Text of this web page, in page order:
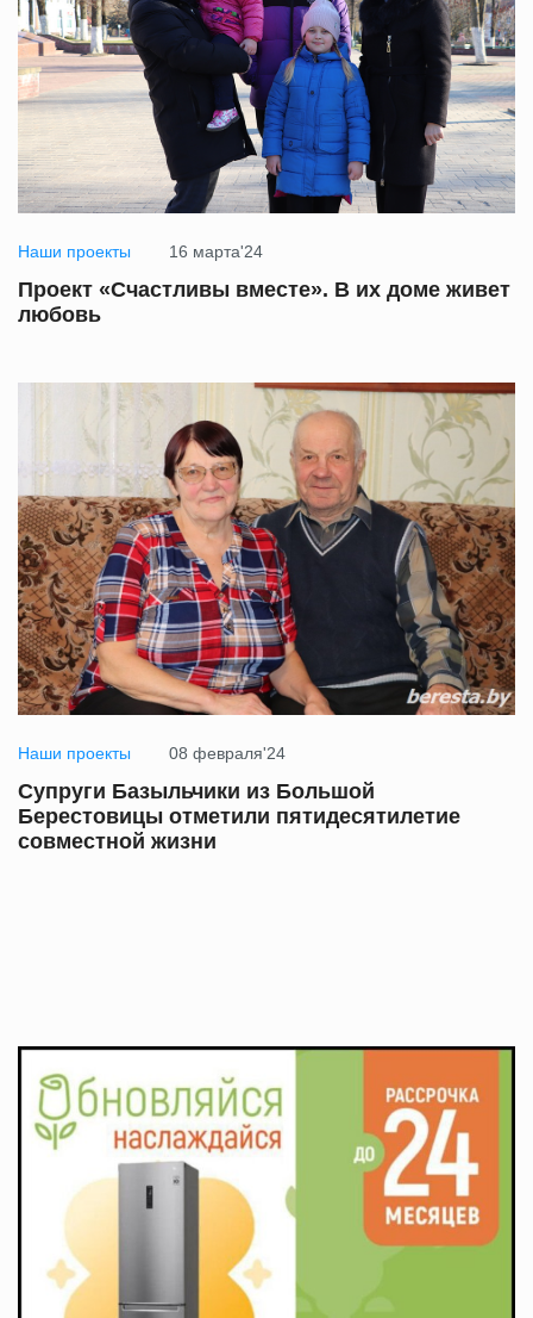
Наши проекты 16 марта'24
Проект «Счастливы вместе». В их доме живет
любовь
Наши проекты 08 февраля'24
Супруги Базыльчики из Большой
Берестовицы отметили пятидесятилетие
совместной жизни